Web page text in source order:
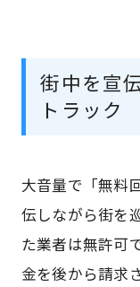
街中を宣
トラック
大音量で「無料
伝しながら街を
た業者は無許可
金を後から請求